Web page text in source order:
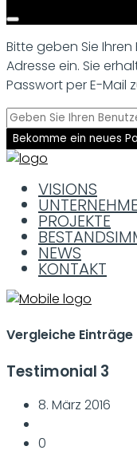
Bitte geben Sie
Adresse ein. Sie
Passwort per E-Mail
Bekomme ein neues
VISIONS
PROJEKTE
NEWS
KONTAKT
Vergleiche Einträge
Testimonial 3
8. März 2016
0